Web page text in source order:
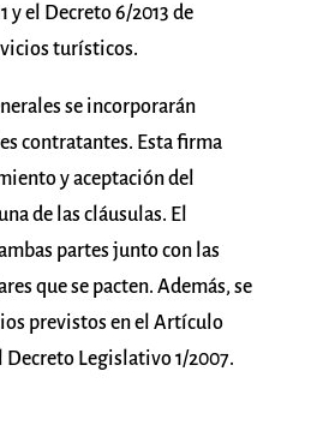
y el Decreto 6/2013 de
turísticos.
se incorporarán
contratantes. Esta firma
y aceptación del
de las cláusulas. El
partes junto con las
que se pacten. Además, se
previstos en el Artículo
Decreto Legislativo 1/2007.